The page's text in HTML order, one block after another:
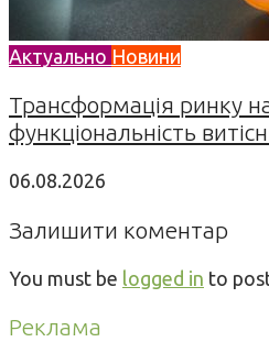
Актуально Новини
Трансформація ринку
функціональність
06.08.2026
Залишити коментар
You must be logged in to
Реклама